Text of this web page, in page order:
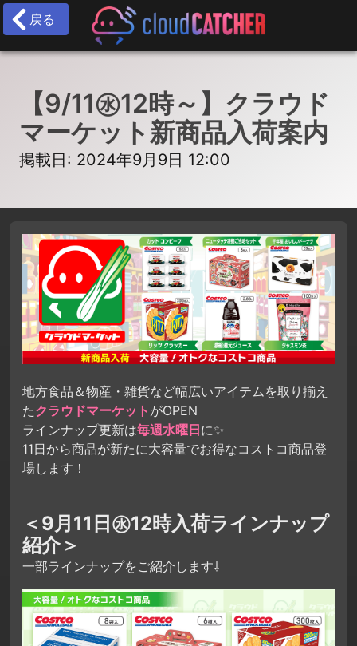
戻る
【9/11㊌12時～】クラウド
マーケット新商品入荷案内
掲載日: 2024年9月9日 12:00
地方食品＆物産・雑貨など幅広いアイテムを取り揃え
たクラウドマーケット がOPEN
ラインナップ更新は毎週水曜日に✨
11日から商品が新たに大容量でお得なコストコ商品登
場します！
＜9月11日㊌12時入荷ラインナップ
紹介＞
一部ラインナップをご紹介します⇩